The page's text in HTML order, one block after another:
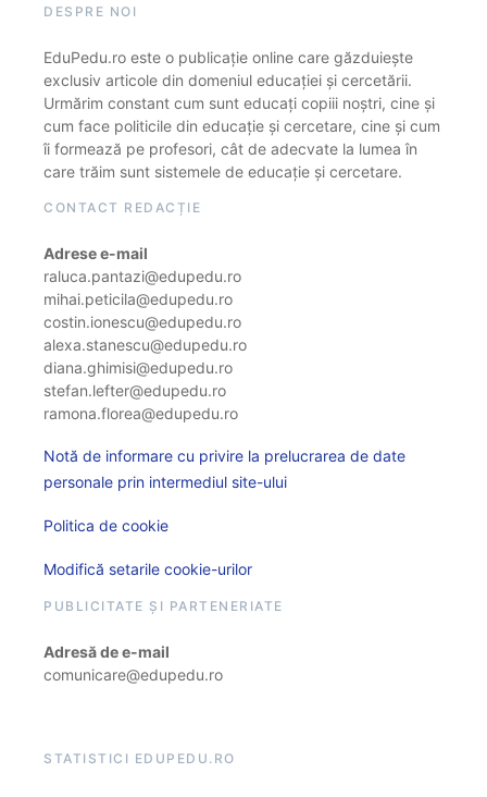
DESPRE NOI
EduPedu.ro este o publicație online care găzduiește
exclusiv articole din domeniul educației și cercetării.
Urmărim constant cum sunt educați copiii noștri, cine și
cum face politicile din educație și cercetare, cine și cum
îi formează pe profesori, cât de adecvate la lumea în
care trăim sunt sistemele de educație și cercetare.
CONTACT REDACȚIE
Adrese e-mail
raluca.pantazi@edupedu.ro
mihai.peticila@edupedu.ro
costin.ionescu@edupedu.ro
alexa.stanescu@edupedu.ro
diana.ghimisi@edupedu.ro
stefan.lefter@edupedu.ro
ramona.florea@edupedu.ro
Notă de informare cu privire la prelucrarea de date
personale prin intermediul site-ului
Politica de cookie
Modifică setarile cookie-urilor
PUBLICITATE ȘI PARTENERIATE
Adresă de e-mail
comunicare@edupedu.ro
STATISTICI EDUPEDU.RO